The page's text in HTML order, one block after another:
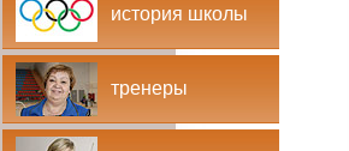
история школы
тренеры